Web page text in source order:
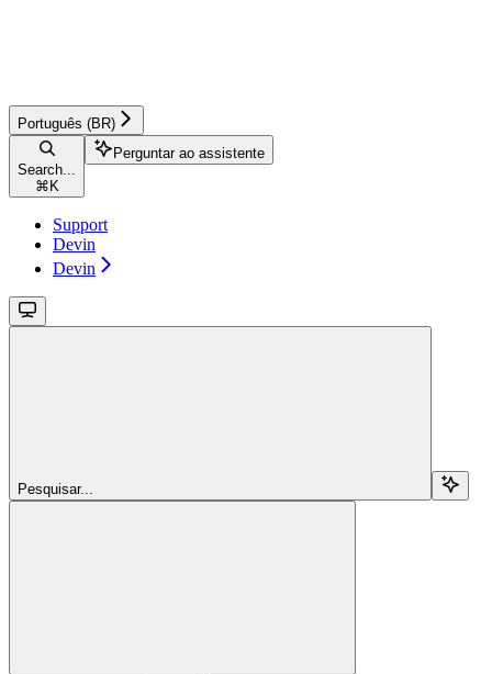
Português (BR)
Search...
⌘ K
Perguntar ao assistente
Support
Devin
Devin
Pesquisar...